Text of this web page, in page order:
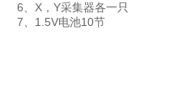
6、X，Y采集器各一只
7、1.5V电池10节